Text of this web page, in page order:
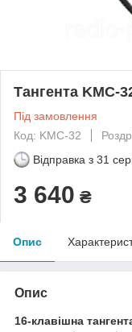
Тангента KMC-
Під замовлення
Код: KMC-32
Відправка з 31
3 640 ₴
Опис
Опис
16-клавішна